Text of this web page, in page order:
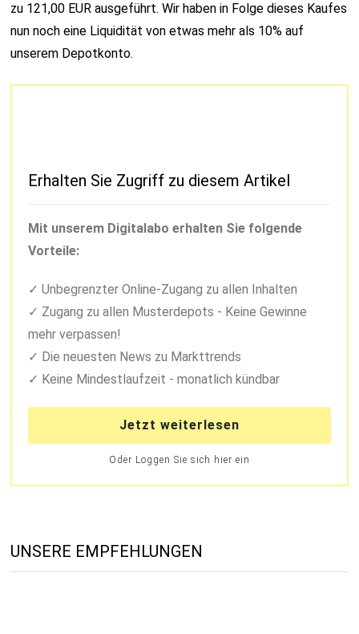
zu 121,00 EUR ausgeführt. Wir haben in Folge dieses Kaufes
nun noch eine Liquidität von etwas mehr als 10% auf
unserem Depotkonto.
Erhalten Sie Zugriff zu diesem Artikel
Mit unserem Digitalabo erhalten Sie folgende
Vorteile:
Unbegrenzter Online-Zugang zu allen Inhalten
Zugang zu allen Musterdepots - Keine Gewinne
mehr verpassen!
Die neuesten News zu Markttrends
Keine Mindestlaufzeit - monatlich kündbar
Jetzt weiterlesen
Oder Loggen Sie sich hier ein
UNSERE EMPFEHLUNGEN